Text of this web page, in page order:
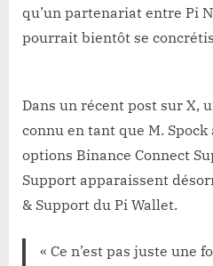
qu’un partenariat entre Pi
pourrait bientôt se
Dans un récent post sur X,
connu en tant que M.
options Binance Connect
Support apparaissent
& Support du Pi Wallet.
« Ce n’est pas juste une